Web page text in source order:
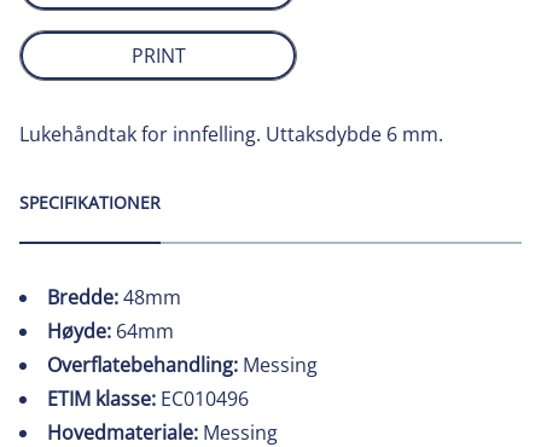
PRINT
Lukehåndtak for innfelling. Uttaksdybde 6 mm.
SPECIFIKATIONER
Bredde:48mm
Høyde: 64mm
Overflatebehandling: Messing
ETIM klasse: EC010496
Hovedmateriale: Messing